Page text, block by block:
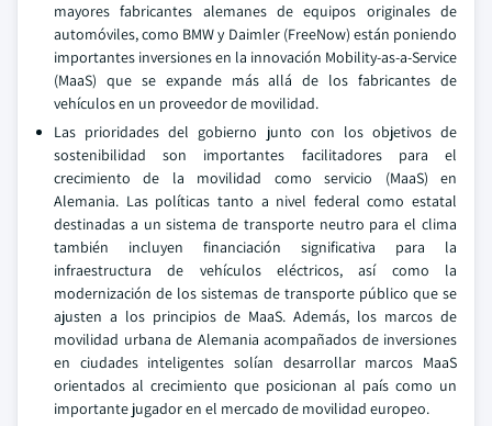
mayores fabricantes alemanes de equipos originales de
automóviles, como BMW y Daimler (FreeNow) están poniendo
importantes inversiones en la innovación Mobility-as-a-Service
(MaaS) que se expande más allá de los fabricantes de
vehículos en un proveedor de movilidad.
Las prioridades del gobierno junto con los objetivos de
sostenibilidad son importantes facilitadores para el
crecimiento de la movilidad como servicio (MaaS) en
Alemania. Las políticas tanto a nivel federal como estatal
destinadas a un sistema de transporte neutro para el clima
también incluyen financiación significativa para la
infraestructura de vehículos eléctricos, así como la
modernización de los sistemas de transporte público que se
ajusten a los principios de MaaS. Además, los marcos de
movilidad urbana de Alemania acompañados de inversiones
en ciudades inteligentes solían desarrollar marcos MaaS
orientados al crecimiento que posicionan al país como un
importante jugador en el mercado de movilidad europeo.